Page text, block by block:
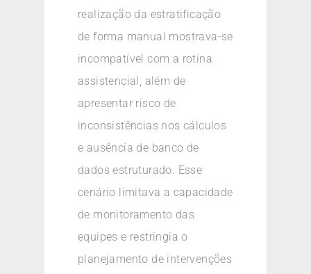
realização da estratificação
de forma manual mostrava-se
incompatível com a rotina
assistencial, além de
apresentar risco de
inconsistências nos cálculos
e ausência de banco de
dados estruturado. Esse
cenário limitava a capacidade
de monitoramento das
equipes e restringia o
planejamento de intervenções